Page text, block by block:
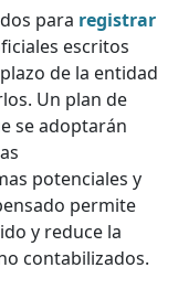
para registrar
escritos
de la entidad
Un plan de
se adoptarán
potenciales y
permite
y reduce la
contabilizados.